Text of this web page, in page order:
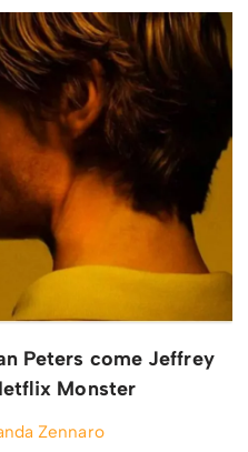
Peters come Jeffrey
Monster
Zennaro